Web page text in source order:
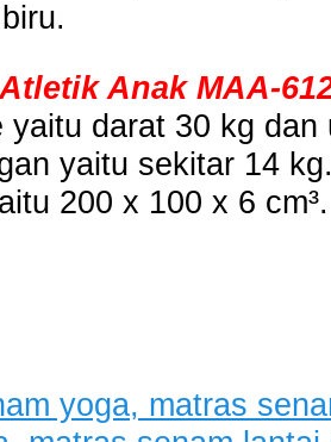
Anak MAA-
darat 30 kg dan
yaitu sekitar 14 kg.
200 x 100 x 6 cm³.